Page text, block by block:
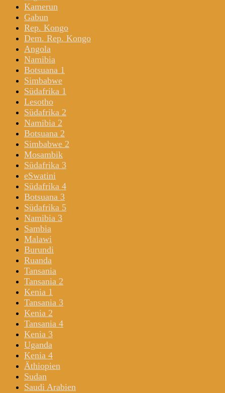
Kamerun
Gabun
Rep. Kongo
Dem. Rep. Kongo
Angola
Namibia
Botsuana 1
Simbabwe
Südafrika 1
Lesotho
Südafrika 2
Namibia 2
Botsuana 2
Simbabwe 2
Mosambik
Südafrika 3
eSwatini
Südafrika 4
Botsuana 3
Südafrika 5
Namibia 3
Sambia
Malawi
Burundi
Ruanda
Tansania
Tansania 2
Kenia 1
Tansania 3
Kenia 2
Tansania 4
Kenia 3
Uganda
Kenia 4
Äthiopien
Sudan
Saudi Arabien